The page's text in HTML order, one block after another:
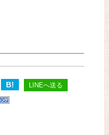
B! LINEへ送る